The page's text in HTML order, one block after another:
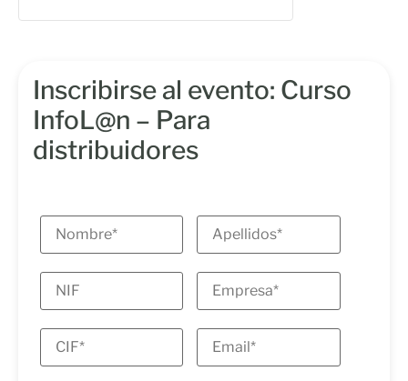
Inscribirse al evento: Curso
InfoL@n – Para
distribuidores